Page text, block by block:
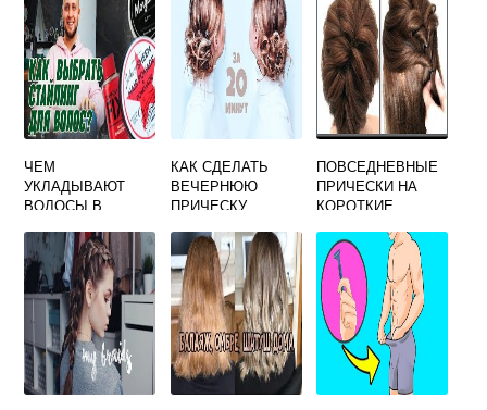
ЧЕМ
УКЛАДЫВАЮТ
ВОЛОСЫ В
КАК СДЕЛАТЬ
ВЕЧЕРНЮЮ
ПРИЧЕСКУ
СРЕДНИЕ
ВОЛОСЫ
ПОВСЕДНЕВНЫЕ
ПРИЧЕСКИ НА
КОРОТКИЕ
РУКАМИ